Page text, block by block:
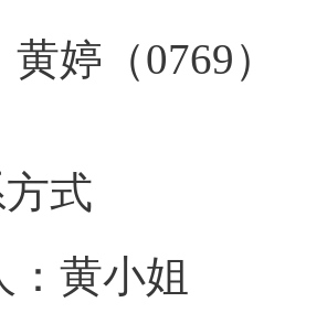
婷（0769）
式
：黄小姐